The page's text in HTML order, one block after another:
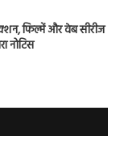
फिल्में और वेब सीरीज
नोटिस